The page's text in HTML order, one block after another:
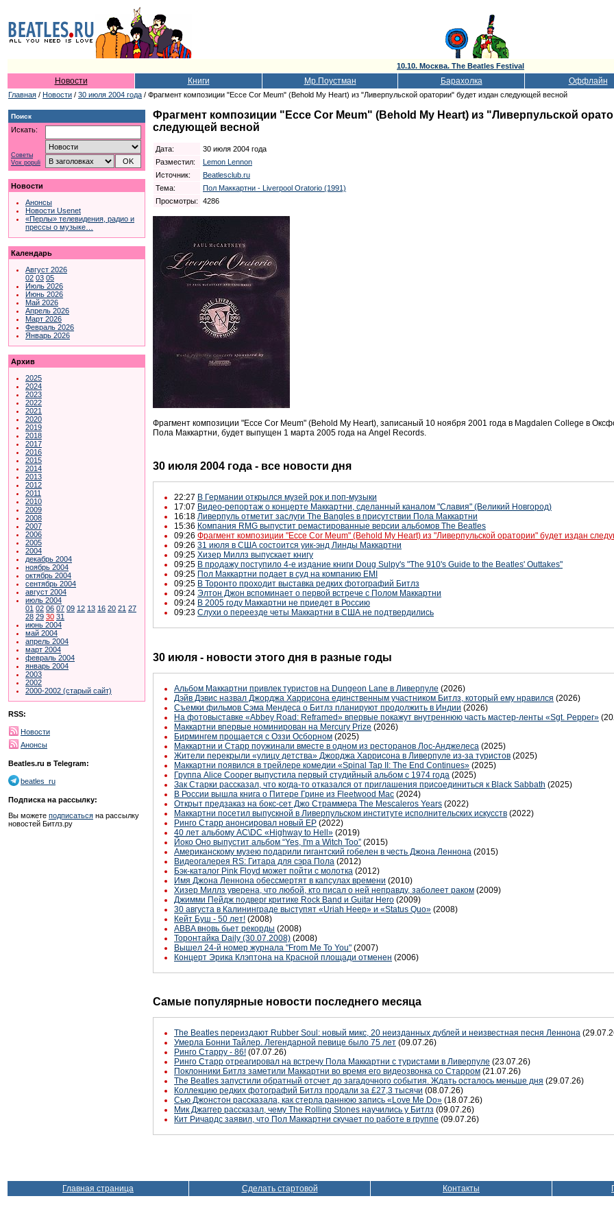
10.10. Москва. The Beatles Festival
Новости Книги Мр.Поустман Барахолка Оффлайн
Главная / Новости / 30 июля 2004 года / Фрагмент композиции "Ecce Cor Meum" (Behold My Heart) из "Ливерпульской оратории" будет издан следующей весной
Поиск
Искать:
Советы
Vox populi
Новости
Анонсы
Новости Usenet
«Перлы» телевидения, радио и
прессы о музыке…
Календарь
Август 2026
02 03 05
Июль 2026
Июнь 2026
Май 2026
Апрель 2026
Март 2026
Февраль 2026
Январь 2026
Архив
2025
2024
2023
2022
2021
2020
2019
2018
2017
2016
2015
2014
2013
2012
2011
2010
2009
2008
2007
2006
2005
2004
декабрь 2004
ноябрь 2004
октябрь 2004
сентябрь 2004
август 2004
июль 2004
01 02 06 07 09 12 13 16 20 21 27
28 29 30 31
июнь 2004
май 2004
апрель 2004
март 2004
февраль 2004
январь 2004
2003
2002
2000-2002 (старый сайт)
RSS:
Новости
Анонсы
Beatles.ru в Telegram:
beatles_ru
Подписка на рассылку:
Вы можете подписаться на рассылку
новостей Битлз.ру
Фрагмент композиции "Ecce Cor Meum" (Behold My Heart) из "Ливерпульской
следующей весной
Дата:
30 июля 2004 года
Разместил:
Lemon Lennon
Источник:
Beatlesclub.ru
Тема:
Пол Маккартни - Liverpool Oratorio (1991)
Просмотры:
4286
Фрагмент композиции "Ecce Cor Meum" (Behold My Heart), записаный 10 ноября 2001 года в Magdalen College в
Пола Маккартни, будет выпущен 1 марта 2005 года на Angel Records.
30 июля 2004 года - все новости дня
22:27 В Германии открылся музей рок и поп-музыки
17:07 Видео-репортаж о концерте Маккартни, сделанный каналом "Славия" (Великий Новгород)
16:18 Ливерпуль отметит заслуги The Bangles в присутствии Пола Маккартни
15:36 Компания RMG выпустит ремастированные версии альбомов The Beatles
09:26 Фрагмент композиции "Ecce Cor Meum" (Behold My Heart) из "Ливерпульской оратории" будет издан
09:26 31 июля в США состоится уик-энд Линды Маккартни
09:25 Хизер Миллз выпускает книгу
09:25 В продажу поступило 4-е издание книги Doug Sulpy's "The 910's Guide to the Beatles' Outtakes"
09:25 Пол Маккартни подает в суд на компанию EMI
09:25 В Торонто проходит выставка редких фотографий Битлз
09:24 Элтон Джон вспоминает о первой встрече с Полом Маккартни
09:24 В 2005 году Маккартни не приедет в Россию
09:23 Слухи о переезде четы Маккартни в США не подтвердились
30 июля - новости этого дня в разные годы
Альбом Маккартни привлек туристов на Dungeon Lane в Ливерпуле (2026)
Дэйв Дэвис назвал Джорджа Харрисона единственным участником Битлз, который ему нравился (2026)
Съемки фильмов Сэма Мендеса о Битлз планируют продолжить в Индии (2026)
На фотовыставке «Abbey Road: Reframed» впервые покажут внутреннюю часть мастер-ленты «Sgt. Pepper»
Маккартни впервые номинирован на Mercury Prize (2026)
Бирмингем прощается с Оззи Осборном (2025)
Маккартни и Старр поужинали вместе в одном из ресторанов Лос-Анджелеса (2025)
Жители перекрыли «улицу детства» Джорджа Харрисона в Ливерпуле из-за туристов (2025)
Маккартни появился в трейлере комедии «Spinal Tap II: The End Continues» (2025)
Группа Alice Cooper выпустила первый студийный альбом с 1974 года (2025)
Зак Старки рассказал, что когда-то отказался от приглашения присоединиться к Black Sabbath (2025)
В России вышла книга о Питере Грине из Fleetwood Mac (2024)
Открыт предзаказ на бокс-сет Джо Страммера The Mescaleros Years (2022)
Маккартни посетил выпускной в Ливерпульском институте исполнительских искусств (2022)
Ринго Старр анонсировал новый EP (2022)
40 лет альбому AC\DC «Highway to Hell» (2019)
Йоко Оно выпустит альбом “Yes, I'm a Witch Too” (2015)
Американскому музею подарили гигантский гобелен в честь Джона Леннона (2015)
Видеогалерея RS: Гитара для сэра Пола (2012)
Бэк-каталог Pink Floyd может пойти с молотка (2012)
Имя Джона Леннона обессмертят в капсулах времени (2010)
Хизер Миллз уверена, что любой, кто писал о ней неправду, заболеет раком (2009)
Джимми Пейдж подверг критике Rock Band и Guitar Hero (2009)
30 августа в Калининграде выступят «Uriah Heep» и «Status Quo» (2008)
Кейт Буш - 50 лет! (2008)
ABBA вновь бьет рекорды (2008)
Торонтайка Daily (30.07.2008) (2008)
Вышел 24-й номер журнала "From Me To You" (2007)
Концерт Эрика Клэптона на Красной площади отменен (2006)
Самые популярные новости последнего месяца
The Beatles переиздают Rubber Soul: новый микс, 20 неизданных дублей и неизвестная песня Леннона
Умерла Бонни Тайлер. Легендарной певице было 75 лет (09.07.26)
Ринго Старру - 86! (07.07.26)
Ринго Старр отреагировал на встречу Пола Маккартни с туристами в Ливерпуле (23.07.26)
Поклонники Битлз заметили Маккартни во время его видеозвонка со Старром (21.07.26)
The Beatles запустили обратный отсчет до загадочного события. Ждать осталось меньше дня (29.07.26)
Коллекцию редких фотографий Битлз продали за £27,3 тысячи (08.07.26)
Сью Джонстон рассказала, как стерла раннюю запись «Love Me Do» (18.07.26)
Мик Джаггер рассказал, чему The Rolling Stones научились у Битлз (09.07.26)
Кит Ричардс заявил, что Пол Маккартни скучает по работе в группе (09.07.26)
Главная страница Сделать стартовой Контакты